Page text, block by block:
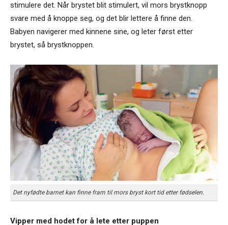
stimulere det. Når brystet blit stimulert, vil mors brystknopp
svare med å knoppe seg, og det blir lettere å finne den.
Babyen navigerer med kinnene sine, og leter først etter
brystet, så brystknoppen.
Det nyfødte barnet kan finne fram til mors bryst kort tid etter fødselen.
Vipper med hodet for å lete etter puppen